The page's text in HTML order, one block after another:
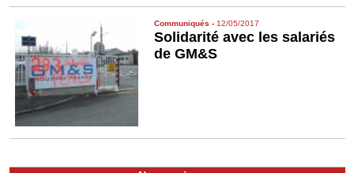
Communiqués - 12/05/2017
Solidarité avec les salariés
de GM&S